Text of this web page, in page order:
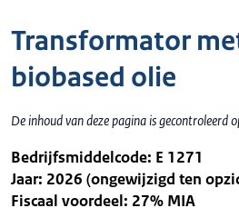
Transformator
biobased olie
De inhoud van deze pagina is gecontroleerd
Bedrijfsmiddelcode: E 1271
Jaar: 2026 (ongewijzigd ten
Fiscaal voordeel: 27% MIA